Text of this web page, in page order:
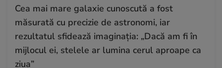
Cea mai mare galaxie cunoscută a fost
măsurată cu precizie de astronomi, iar
rezultatul sfidează imaginația: „Dacă am fi în
mijlocul ei, stelele ar lumina cerul aproape ca
ziua”